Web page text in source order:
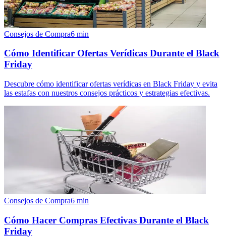
Consejos de Compra6 min
Cómo Identificar Ofertas Verídicas Durante el Black
Friday
Descubre cómo identificar ofertas verídicas en Black Friday y evita
las estafas con nuestros consejos prácticos y estrategias efectivas.
Consejos de Compra6 min
Cómo Hacer Compras Efectivas Durante el Black
Friday